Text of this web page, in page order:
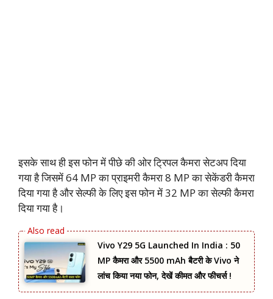
इसके साथ ही इस फोन में पीछे की ओर ट्रिपल कैमरा सेटअप दिया
गया है जिसमें 64 MP का प्राइमरी कैमरा 8 MP का सेकेंडरी कैमरा
दिया गया है और सेल्फी के लिए इस फोन में 32 MP का सेल्फी कैमरा
दिया गया है।
Vivo Y29 5G Launched In India : 50
MP कैमरा और 5500 mAh बैटरी के Vivo ने
लांच किया नया फोन, देखें कीमत और फीचर्स !